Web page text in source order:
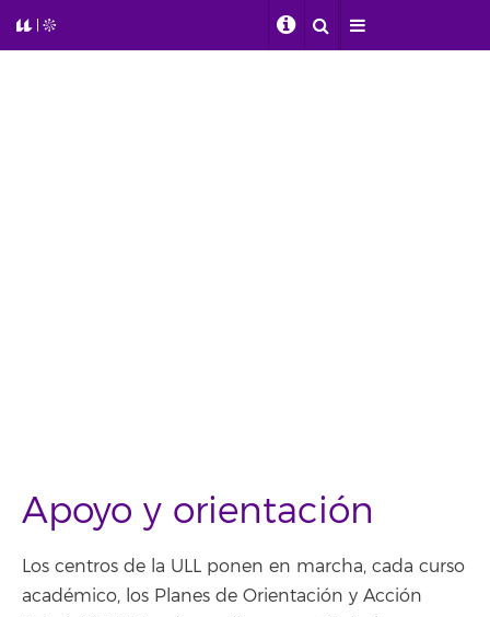
Apoyo y orientación
Los centros de la ULL ponen en marcha, cada curso
académico, los Planes de Orientación y Acción